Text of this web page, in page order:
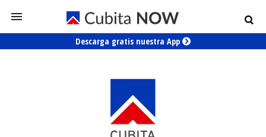
Descarga gratis nuestra App